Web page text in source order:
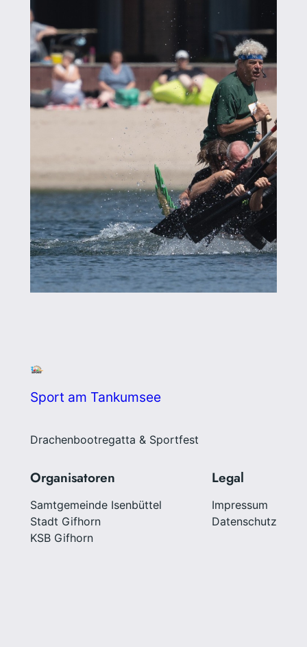
Sport am Tankumsee
Drachenbootregatta & Sportfest
Organisatoren
Samtgemeinde Isenbüttel
Stadt Gifhorn
KSB Gifhorn
Legal
Impressum
Datenschutz